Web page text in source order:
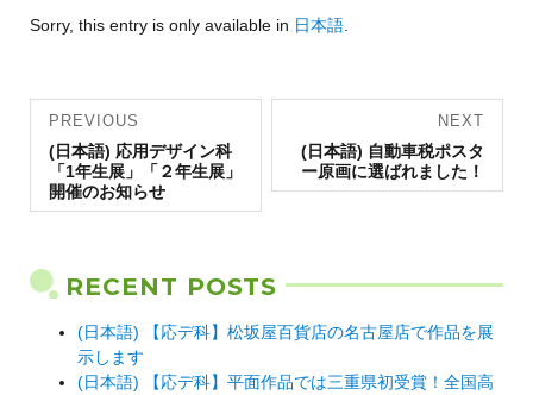
Sorry, this entry is only available in 日本語
Post
navigation
PREVIOUS
Previous
post:
(日本語) 応用デザイン科
「1年生展」「２年生展」
開催のお知らせ
NEXT
Next
post:
(日本語) 自動車税ポスタ
ー原画に選ばれました！
RECENT POSTS
(日本語) 【応デ科】松坂屋百貨店の名古屋店で作品を展
示します
(日本語) 【応デ科】平面作品では三重県初受賞！全国高